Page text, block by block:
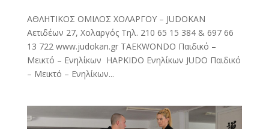
ΑΘΛΗΤΙΚΟΣ ΟΜΙΛΟΣ ΧΟΛΑΡΓΟΥ – JUDOKAN
Αετιδέων 27, Χολαργός Τηλ. 210 65 15 384 & 697 66
13 722 www.judokan.gr TAEKWONDO Παιδικό –
Μεικτό – Ενηλίκων HAPKIDO Ενηλίκων JUDO Παιδικό
– Μεικτό – Ενηλίκων...